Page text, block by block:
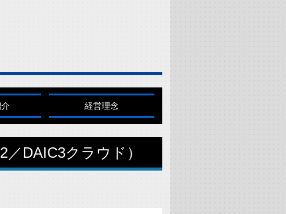
経営理念
DAIC3クラウド）